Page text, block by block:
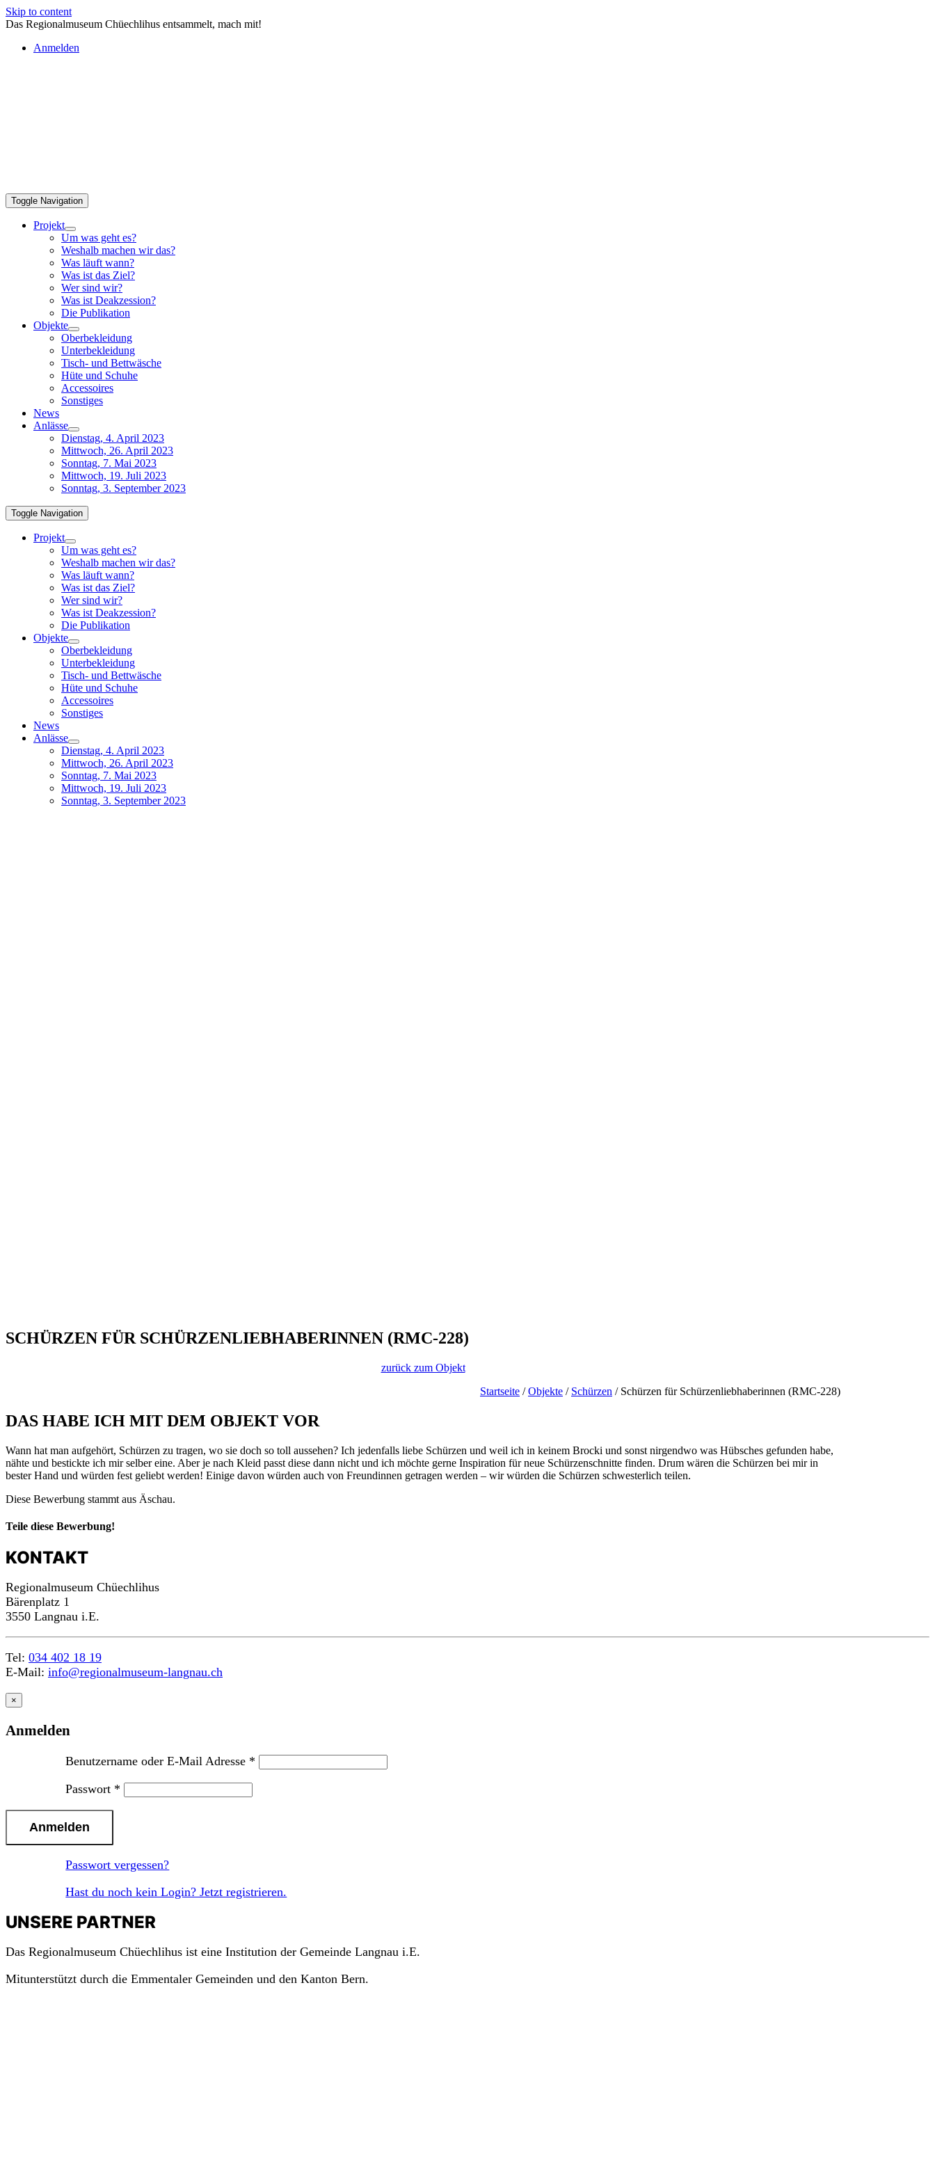
Skip to content
Das Regionalmuseum Chüechlihus entsammelt, mach mit!
Anmelden
Toggle Navigation
Projekt
Um was geht es?
Weshalb machen wir das?
Was läuft wann?
Was ist das Ziel?
Wer sind wir?
Was ist Deakzession?
Die Publikation
Objekte
Oberbekleidung
Unterbekleidung
Tisch- und Bettwäsche
Hüte und Schuhe
Accessoires
Sonstiges
News
Anlässe
Dienstag, 4. April 2023
Mittwoch, 26. April 2023
Sonntag, 7. Mai 2023
Mittwoch, 19. Juli 2023
Sonntag, 3. September 2023
Toggle Navigation
Projekt
Um was geht es?
Weshalb machen wir das?
Was läuft wann?
Was ist das Ziel?
Wer sind wir?
Was ist Deakzession?
Die Publikation
Objekte
Oberbekleidung
Unterbekleidung
Tisch- und Bettwäsche
Hüte und Schuhe
Accessoires
Sonstiges
News
Anlässe
Dienstag, 4. April 2023
Mittwoch, 26. April 2023
Sonntag, 7. Mai 2023
Mittwoch, 19. Juli 2023
Sonntag, 3. September 2023
SCHÜRZEN FÜR SCHÜRZENLIEBHABERINNEN (RMC-228)
zurück zum Objekt
Startseite /Objekte / Schürzen / Schürzen für Schürzenliebhaberinnen (RMC-228)
DAS HABE ICH MIT DEM OBJEKT VOR
Wann hat man aufgehört, Schürzen zu tragen, wo sie doch so toll aussehen? Ich jedenfalls liebe Schürzen und weil ich in keinem Brocki und sonst nirgendwo was Hübsches gefunden habe,
nähte und bestickte ich mir selber eine. Aber je nach Kleid passt diese dann nicht und ich möchte gerne Inspiration für neue Schürzenschnitte finden. Drum wären die Schürzen bei mir in
bester Hand und würden fest geliebt werden! Einige davon würden auch von Freundinnen getragen werden – wir würden die Schürzen schwesterlich teilen.
Diese Bewerbung stammt aus Äschau.
Teile diese Bewerbung!
KONTAKT
Regionalmuseum Chüechlihus
Bärenplatz 1
3550 Langnau i.E.
Tel: 034 402 18 19
E-Mail: info@regionalmuseum-langnau.ch
×
Anmelden
Benutzername oder E-Mail Adresse *
Passwort *
Passwort vergessen?
Hast du noch kein Login? Jetzt registrieren.
UNSERE PARTNER
Das Regionalmuseum Chüechlihus ist eine Institution der Gemeinde Langnau i.E.
Mitunterstützt durch die Emmentaler Gemeinden und den Kanton Bern.